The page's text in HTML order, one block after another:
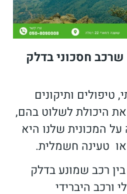
שרכב חסכוני בדלק
ותיקונים
היכולת לשלוט בהם,
המכונית שלנו היא
טעינה חשמלית.
רכב שמונע בדלק
ורכב היברידי